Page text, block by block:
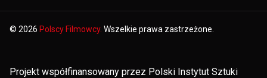
© 2026 Polscy Filmowcy. Wszelkie prawa zastrzeżone.
Projekt współfinansowany przez Polski Instytut Sztuki